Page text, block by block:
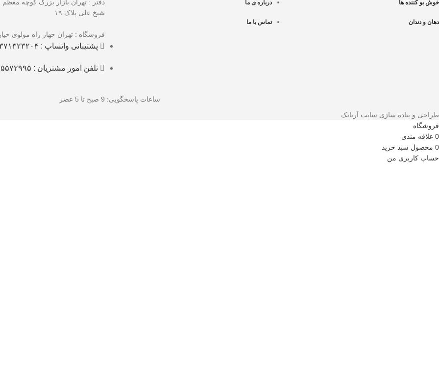
خوش بو کننده ها
دهان و دندان
درباره ی ما
تماس با ما
دفتر : تهران بازار بزرگ کوچه
شیخ علی پلاک ۱۹
فروشگاه : تهران چهار راه مولوی
پشتیبانی واتساپ : ۰۹۳۷۱۳۲۳۲۰۴
تلفن امور مشتریان : ۰۲۱۵۵۵۷۲۹۹۵
ساعات پاسخگویی: 9 صبح تا 5 عصر
طراحی و پیاده سازی سایت آریاتک
فروشگاه
0 علاقه مندی
0 محصول سبد خرید
حساب کاربری من